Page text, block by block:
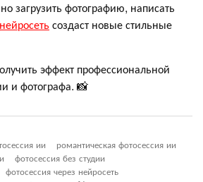
загрузить фотографию, написать
нейросеть создаст новые стильные
эффект профессиональной
и фотографа. 📸
ии
романтическая фотосессия ии
фотосессия без студии
фотосессия через нейросеть